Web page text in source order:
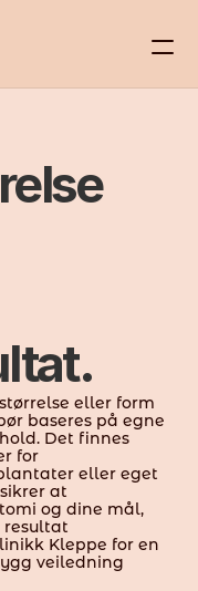
eller form
baseres på egne
Det finnes
for
eller eget
at
og dine mål,
resultat
Kleppe for en
veiledning